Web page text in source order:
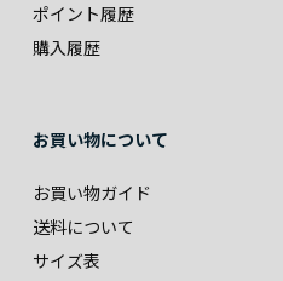
ポイント履歴
購入履歴
お買い物について
お買い物ガイド
送料について
サイズ表